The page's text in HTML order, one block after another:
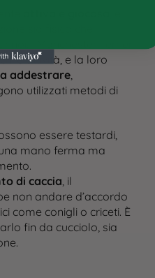
e attività, e la loro
addestrare,
utilizzati metodi di
essere testardi,
mano ferma ma
di caccia, il
non andare d’accordo
come conigli o criceti. È
fin da cucciolo, sia